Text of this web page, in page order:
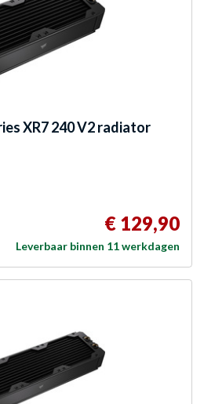
XR7 240 V2 radiator
€ 129,90
Leverbaar binnen 11 werkdagen